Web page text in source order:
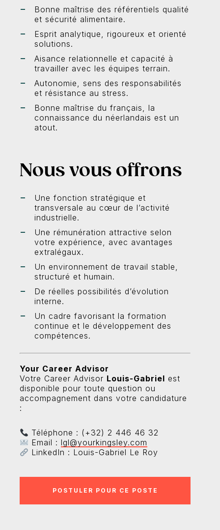
Bonne maîtrise des référentiels qualité
et sécurité alimentaire.
Esprit analytique, rigoureux et orienté
solutions.
Aisance relationnelle et capacité à
travailler avec les équipes terrain.
Autonomie, sens des responsabilités
et résistance au stress.
Bonne maîtrise du français, la
connaissance du néerlandais est un
atout.
Nous vous offrons
Une fonction stratégique et
transversale au cœur de l’activité
industrielle.
Une rémunération attractive selon
votre expérience, avec avantages
extralégaux.
Un environnement de travail stable,
structuré et humain.
De réelles possibilités d’évolution
interne.
Un cadre favorisant la formation
continue et le développement des
compétences.
Your Career Advisor
Votre Career Advisor Louis-Gabriel est
disponible pour toute question ou
accompagnement dans votre candidature
:
Téléphone : (+32) 2 446 46 32
Email :lgl@yourkingsley.com
LinkedIn : Louis-Gabriel Le Roy